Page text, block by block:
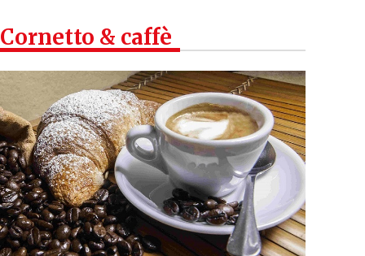
Cornetto & caffè